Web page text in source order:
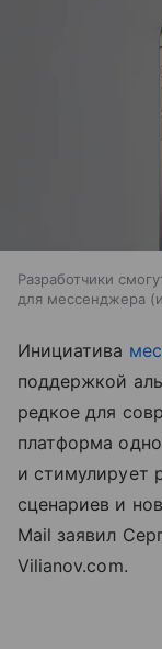
Разработчики
для мессенджера
Инициатива
поддержкой
редкое для
платформа
и стимулирует
сценариев и
Mail заявил
Vilianov.com.